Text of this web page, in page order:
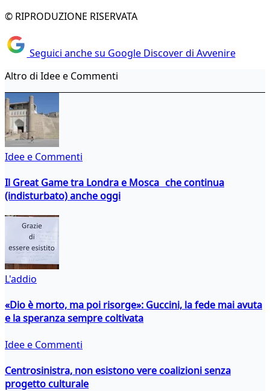
© RIPRODUZIONE RISERVATA
Seguici anche su Google Discover di Avvenire
Altro di Idee e Commenti
Idee e Commenti
Il Great Game tra Londra e Mosca che continua
(indisturbato) anche oggi
L'addio
«Dio è morto, ma poi risorge»: Guccini, la fede mai avuta
e la speranza sempre coltivata
Idee e Commenti
Centrosinistra, non esistono vere coalizioni senza
progetto culturale